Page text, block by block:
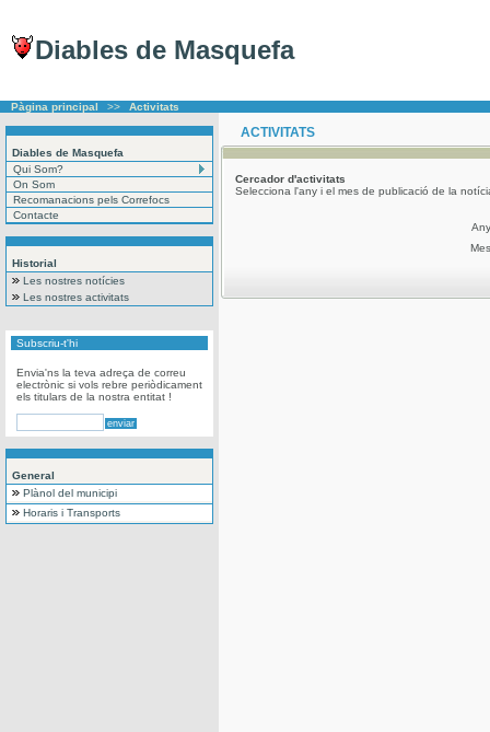
Diables de Masquefa
Pàgina principal >> Activitats
Diables de Masquefa
Qui Som?
On Som
Recomanacions pels Correfocs
Contacte
Historial
Les nostres notícies
Les nostres activitats
Subscriu-t'hi
Envia'ns la teva adreça de correu
electrònic si vols rebre periòdicament
els titulars de la nostra entitat !
General
Plànol del municipi
Horaris i Transports
ACTIVITATS
Cercador d'activitats
Selecciona l'any i el mes de publicació de la
Any
Mes